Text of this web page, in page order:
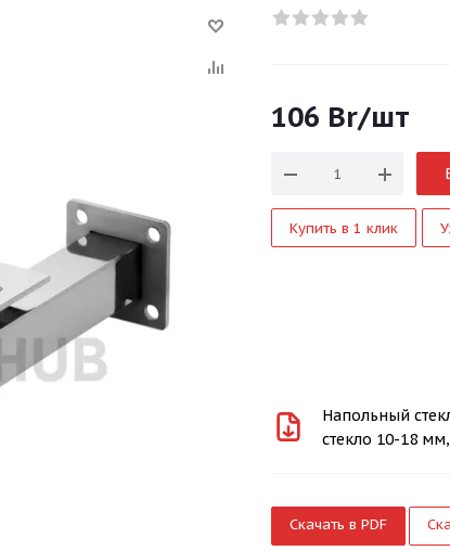
106 Br/шт
Купить в 1 клик
Напольный
стекло 10-18
Скачать в PDF